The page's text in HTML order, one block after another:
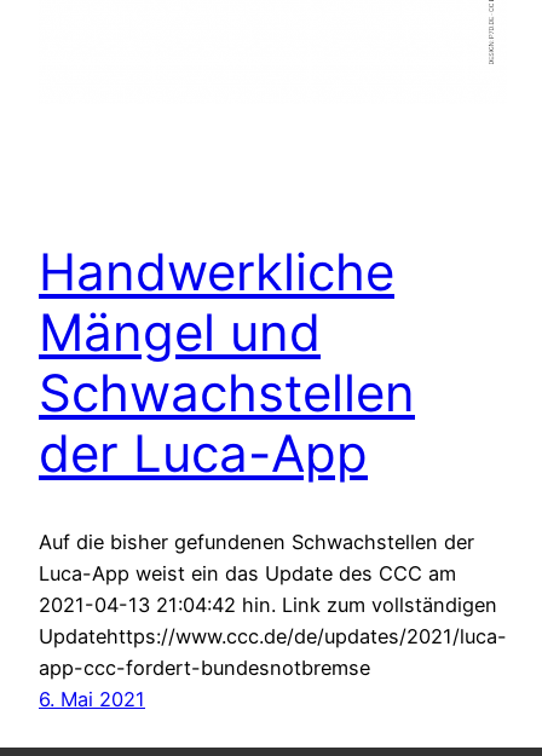
Handwerkliche
Mängel und
Schwachstellen
der Luca-App
Auf die bisher gefundenen Schwachstellen der
Luca-App weist ein das Update des CCC am
2021-04-13 21:04:42 hin. Link zum vollständigen
Updatehttps://www.ccc.de/de/updates/2021/luca-
app-ccc-fordert-bundesnotbremse
6. Mai 2021